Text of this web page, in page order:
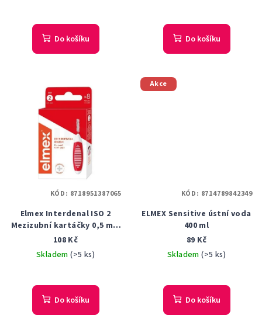
Do košíku Do košíku
Elmex Interdenal ISO 2
Mezizubní kartáčky 0,5 mm
8 ks
108 Kč
Skladem(>5 ks)
Do košíku
KÓD: 8718951387065
Akce
ELMEX Sensitive ústní voda
400 ml
89 Kč
Skladem(>5 ks)
hodnocení
produktu
Do košíku
KÓD: 8714789842349